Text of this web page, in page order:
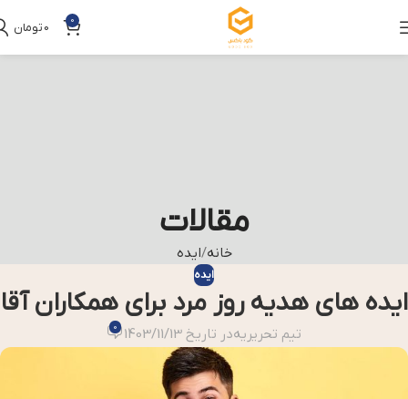
0
0تومان
مقالات
خانه ایده
ایده
ایده های هدیه روز مرد برای همکاران آقا
تیم تحریریهدر تاریخ 1403/11/13 0